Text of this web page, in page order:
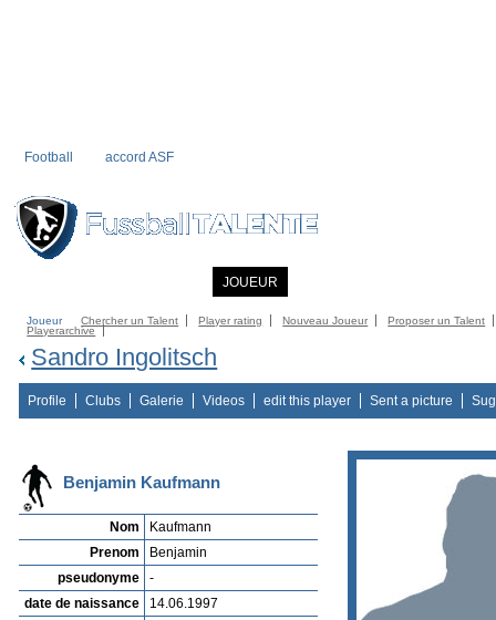
Football accord ASF
JOUEUR
Joueur Chercher un Talent Player rating Nouveau Joueur
Proposer un Talent
Playerarchive
Sandro Ingolitsch
Profile Clubs Galerie Videos edit this player Sent a picture
Benjamin Kaufmann
Nom
Kaufmann
Prenom
Benjamin
pseudonyme
-
date de naissance
14.06.1997